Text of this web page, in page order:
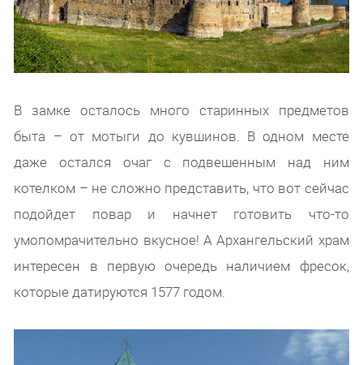
В замке осталось много старинных предметов
быта – от мотыги до кувшинов. В одном месте
даже остался очаг с подвешенным над ним
котелком – не сложно представить, что вот сейчас
подойдет повар и начнет готовить что-то
умопомрачительно вкусное! А Архангельский храм
интересен в первую очередь наличием фресок,
которые датируются 1577 годом.